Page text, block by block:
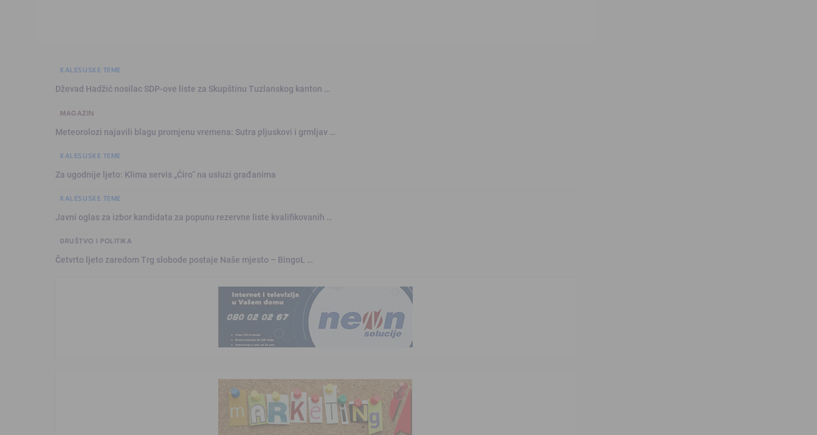
KALESIJSKE TEME
Dževad Hadžić nosilac SDP-ove liste za Skupštinu Tuzlanskog kanton …
MAGAZIN
Meteorolozi najavili blagu promjenu vremena: Sutra pljuskovi i grmljav …
KALESIJSKE TEME
Za ugodnije ljeto: Klima servis „Ćiro“ na usluzi građanima
KALESIJSKE TEME
Javni oglas za izbor kandidata za popunu rezervne liste kvalifikovanih …
DRUŠTVO I POLITIKA
Četvrto ljeto zaredom Trg slobode postaje Naše mjesto – BingoL …